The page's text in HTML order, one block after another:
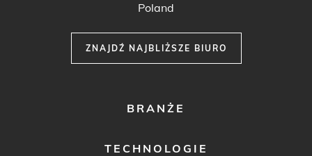
Poland
ZNAJDŹ NAJBLIŻSZE BIURO
BRANŻE
TECHNOLOGIE